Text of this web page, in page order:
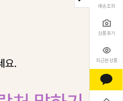
배송조회
상품후기
최근본상품